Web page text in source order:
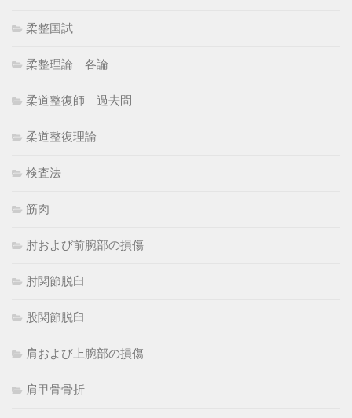
柔整国試
柔整理論 各論
柔道整復師 過去問
柔道整復理論
検査法
筋肉
肘および前腕部の損傷
肘関節脱臼
股関節脱臼
肩および上腕部の損傷
肩甲骨骨折